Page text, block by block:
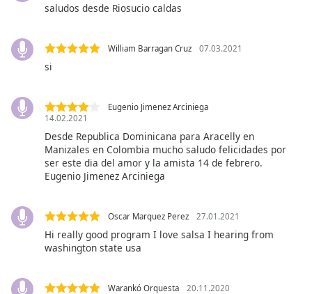
saludos desde Riosucio caldas
William Barragan Cruz 07.03.2021
si
Eugenio Jimenez Arciniega
14.02.2021
Desde Republica Dominicana para Aracelly en
Manizales en Colombia mucho saludo felicidades por
ser este dia del amor y la amista 14 de febrero.
Eugenio Jimenez Arciniega
Oscar Marquez Perez 27.01.2021
Hi really good program I love salsa I hearing from
washington state usa
Warankó Orquesta 20.11.2020